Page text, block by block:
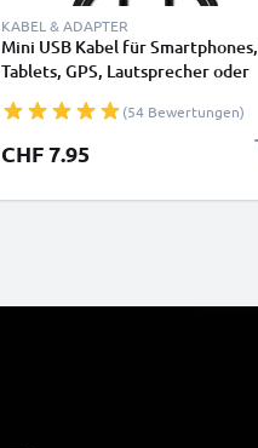
KABEL & ADAPTER
Mini USB Kabel für Smartphones,
Tablets, GPS, Lautsprecher oder
Datenkabel 1m 1A PVC schwarz
(54 Bewertungen)
CHF 7.95